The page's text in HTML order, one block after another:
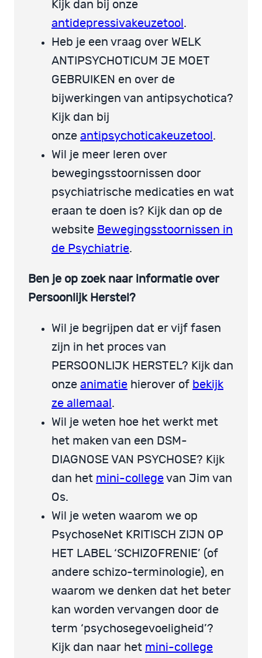
Kijk dan bij onze
antidepressivakeuzetool .
Heb je een vraag over WELK
ANTIPSYCHOTICUM JE MOET
GEBRUIKEN en over de
bijwerkingen van antipsychotica?
Kijk dan bij
onze antipsychoticakeuzetool .
Wil je meer leren over
bewegingsstoornissen door
psychiatrische medicaties en wat
eraan te doen is? Kijk dan op de
website Bewegingsstoornissen in
de Psychiatrie.
Ben je op zoek naar informatie over
Persoonlijk Herstel?
Wil je begrijpen dat er vijf fasen
zijn in het proces van
PERSOONLIJK HERSTEL? Kijk dan
onze animatie hierover of bekijk
ze allemaal .
Wil je weten hoe het werkt met
het maken van een DSM-
DIAGNOSE VAN PSYCHOSE? Kijk
dan het mini-college van Jim van
Os.
Wil je weten waarom we op
PsychoseNet KRITISCH ZIJN OP
HET LABEL ‘SCHIZOFRENIE’ (of
andere schizo-terminologie), en
waarom we denken dat het beter
kan worden vervangen door de
term ‘psychosegevoeligheid’?
Kijk dan naar het mini-college